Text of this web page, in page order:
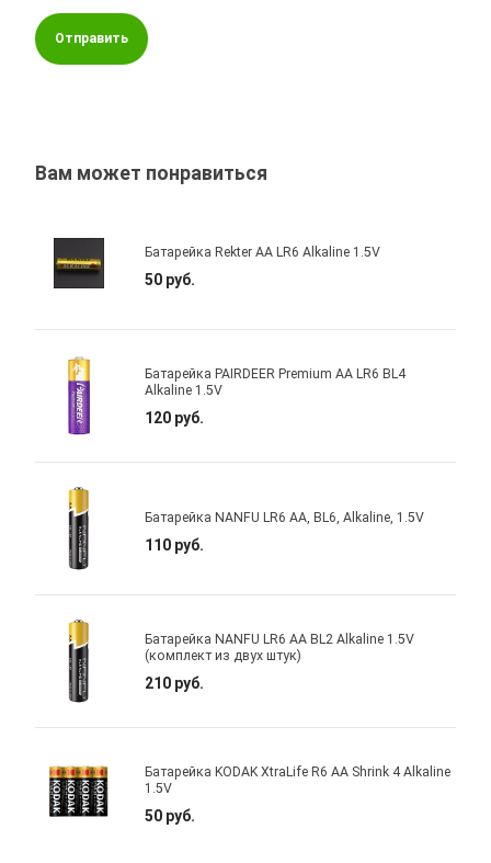
Отправить
Вам может понравиться
Батарейка Rekter AA LR6 Alkaline 1.5V
50 руб.
Батарейка PAIRDEER Premium AA LR6 BL4
Alkaline 1.5V
120 руб.
Батарейка NANFU LR6 AA, BL6, Alkaline, 1.5V
110 руб.
Батарейка NANFU LR6 AA BL2 Alkaline 1.5V
(комплект из двух штук)
210 руб.
Батарейка KODAK XtraLife R6 AA Shrink 4 Alkaline
1.5V
50 руб.